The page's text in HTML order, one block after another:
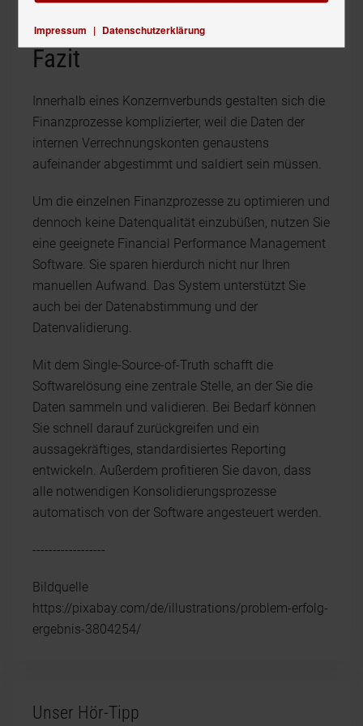
Fazit
Innerhalb eines Konzernverbunds gestalten sich die
Finanzprozesse komplizierter, weil die Daten der
internen Verrechnungskonten genaustens
aufeinander abgestimmt und saldiert sein müssen.
Um die einzelnen Finanzprozesse zu optimieren und
dennoch keine Datenqualität einzubüßen, nutzen Sie
eine geeignete Financial Performance Management
Software. Sie sparen hierdurch nicht nur Ihren
manuellen Aufwand. Das System unterstützt Sie
auch bei der Datenabstimmung und der
Datenvalidierung.
Mit dem Single-Source-of-Truth schafft die
Softwarelösung eine zentrale Stelle, an der Sie die
Daten sammeln und validieren. Bei Bedarf können
Sie schnell darauf zurückgreifen und ein
aussagekräftiges, standardisiertes Reporting
entwickeln. Außerdem profitieren Sie davon, dass
alle notwendigen Konsolidierungsprozesse
automatisch von der Software angesteuert werden.
------------------
Bildquelle
https://pixabay.com/de/illustrations/problem-erfolg-
ergebnis-3804254/
Unser Hör-Tipp
Impressum | Datenschutzerklärung